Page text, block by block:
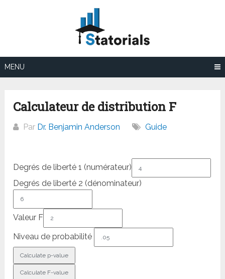
MENU
Calculateur de distribution F
Par Dr. Benjamin Anderson Guide
Degrés de liberté 1 (numérateur)
Degrés de liberté 2 (dénominateur)
Valeur F
Niveau de probabilité